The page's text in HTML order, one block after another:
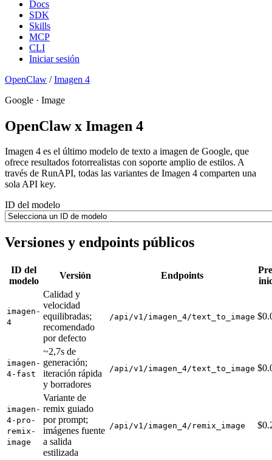
Docs
SDK
Skills
MCP
CLI
Iniciar sesión
OpenClaw /Imagen 4
Google · Image
OpenClaw x Imagen 4
Imagen 4 es el último modelo de texto a imagen de Google, que
ofrece resultados fotorrealistas con soporte amplio de estilos. A
través de RunAPI, todas las variantes de Imagen 4 comparten una
sola API key.
ID del modelo
Versiones y endpoints públicos
ID del
modelo
Versión Endpoints
imagen-
4
Calidad y
velocidad
equilibradas;
recomendado
por defecto
/api/v1/imagen_4/text_to_image
imagen-
4-fast
~2,7s de
generación;
iteración rápida
y borradores
/api/v1/imagen_4/text_to_image
imagen-
4-pro-
remix-
image
Variante de
remix guiado
por prompt;
imágenes fuente
a salida
estilizada
/api/v1/imagen_4/remix_image